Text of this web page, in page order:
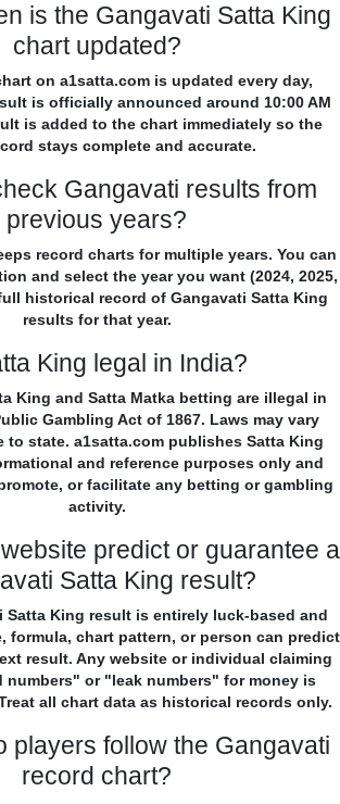
is the Gangavati Satta King
chart updated?
on a1satta.com is updated every day,
is officially announced around 10:00 AM
is added to the chart immediately so the
stays complete and accurate.
Gangavati results from
previous years?
record charts for multiple years. You can
and select the year you want (2024, 2025,
historical record of Gangavati Satta King
results for that year.
King legal in India?
King and Satta Matka betting are illegal in
Gambling Act of 1867. Laws may vary
to state. a1satta.com publishes Satta King
and reference purposes only and
or facilitate any betting or gambling
activity.
predict or guarantee a
Satta King result?
Satta King result is entirely luck-based and
formula, chart pattern, or person can predict
result. Any website or individual claiming
or "leak numbers" for money is
all chart data as historical records only.
players follow the Gangavati
record chart?